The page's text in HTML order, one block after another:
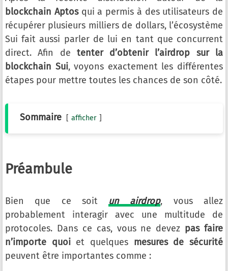
blockchain Aptosqui a permis à des utilisateurs de
récupérer plusieurs milliers de dollars, l’écosystème
Sui fait aussi parler de lui en tant que concurrent
direct. Afin de tenter d’obtenir l’airdrop sur la
blockchain Sui, voyons exactement les différentes
étapes pour mettre toutes les chances de son côté.
Sommaire afficher
Préambule
Bien que ce soit un airdrop, vous allez
probablement interagir avec une multitude de
protocoles. Dans ce cas, vous ne devez pas faire
n’importe quoiet quelques mesures de sécurité
peuvent être importantes comme :